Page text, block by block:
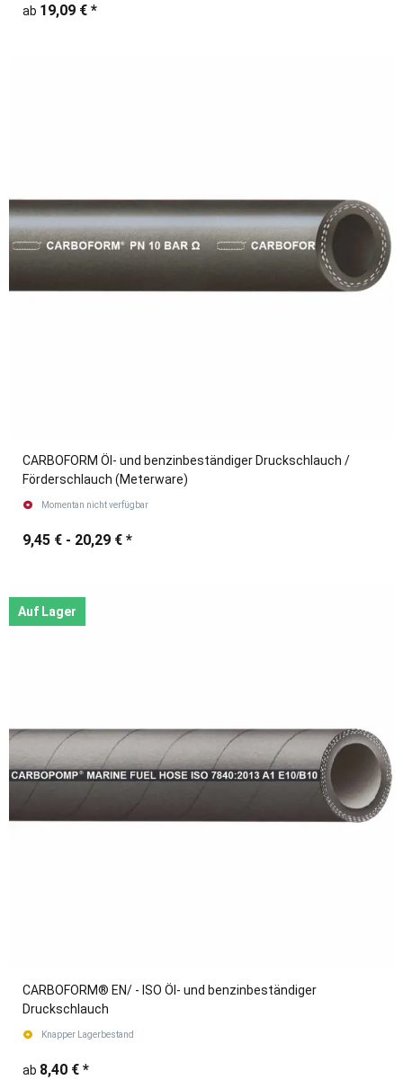
ab 19,09 € *
CARBOFORM Öl- und benzinbeständiger Druckschlauch /
Förderschlauch (Meterware)
Momentan nicht verfügbar
9,45 € - 20,29 € *
Auf Lager
CARBOFORM® EN/ - ISO Öl- und benzinbeständiger
Druckschlauch
Knapper Lagerbestand
ab 8,40 € *